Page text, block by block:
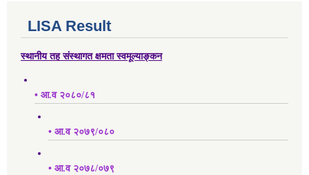
LISA Result
स्थानीय तह संस्थागत क्षमता स्वमूल्याङ्कन
• आ.व २०८०/८१
• आ.व २०७९/०८०
• आ.व २०७८/०७९